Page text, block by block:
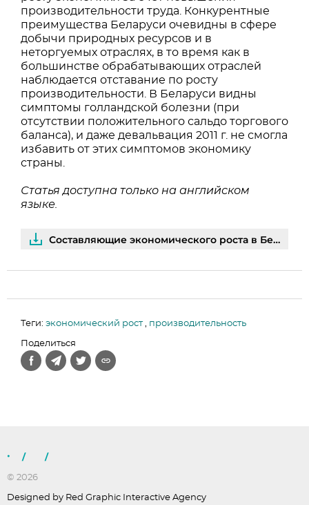
производительности труда. Конкурентные
преимущества Беларуси очевидны в сфере
добычи природных ресурсов и в
неторгуемых отраслях, в то время как в
большинстве обрабатывающих отраслей
наблюдается отставание по росту
производительности. В Беларуси видны
симптомы голландской болезни (при
отсутствии положительного сальдо торгового
баланса), и даже девальвация 2011 г. не смогла
избавить от этих симптомов экономику
страны.
Статья доступна только на английском
языке.
Составляющие экономического роста в Беларуси | PDF
Теги: экономический рост, производительность
Поделиться
/ /
© 2026
Designed by Red Graphic Interactive Agency